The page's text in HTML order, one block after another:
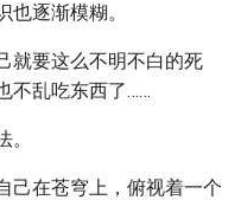
逐渐模糊。
就要这么不明不白的死
不乱吃东西了……
己在苍穹上，俯视着一个